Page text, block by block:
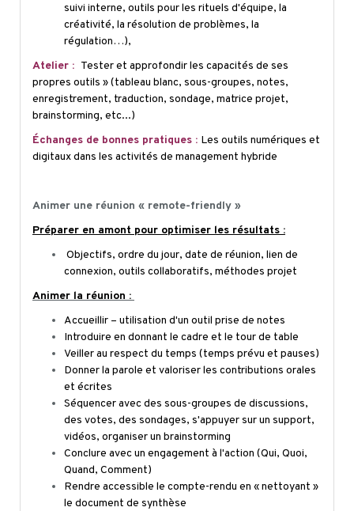
suivi interne, outils pour les rituels d'équipe, la
créativité, la résolution de problèmes, la
régulation…),
Atelier : Tester et approfondir les capacités de ses
propres outils » (tableau blanc, sous-groupes, notes,
enregistrement, traduction, sondage, matrice projet,
brainstorming, etc...)
Échanges de bonnes pratiques : Les outils numériques et
digitaux dans les activités de management hybride
Animer une réunion « remote-friendly »
Préparer en amont pour optimiser les résultats :
Objectifs, ordre du jour, date de réunion, lien de
connexion, outils collaboratifs, méthodes projet
Animer la réunion :
Accueillir – utilisation d'un outil prise de notes
Introduire en donnant le cadre et le tour de table
Veiller au respect du temps (temps prévu et pauses)
Donner la parole et valoriser les contributions orales
et écrites
Séquencer avec des sous-groupes de discussions,
des votes, des sondages, s'appuyer sur un support,
vidéos, organiser un brainstorming
Conclure avec un engagement à l'action (Qui, Quoi,
Quand, Comment)
Rendre accessible le compte-rendu en « nettoyant »
le document de synthèse